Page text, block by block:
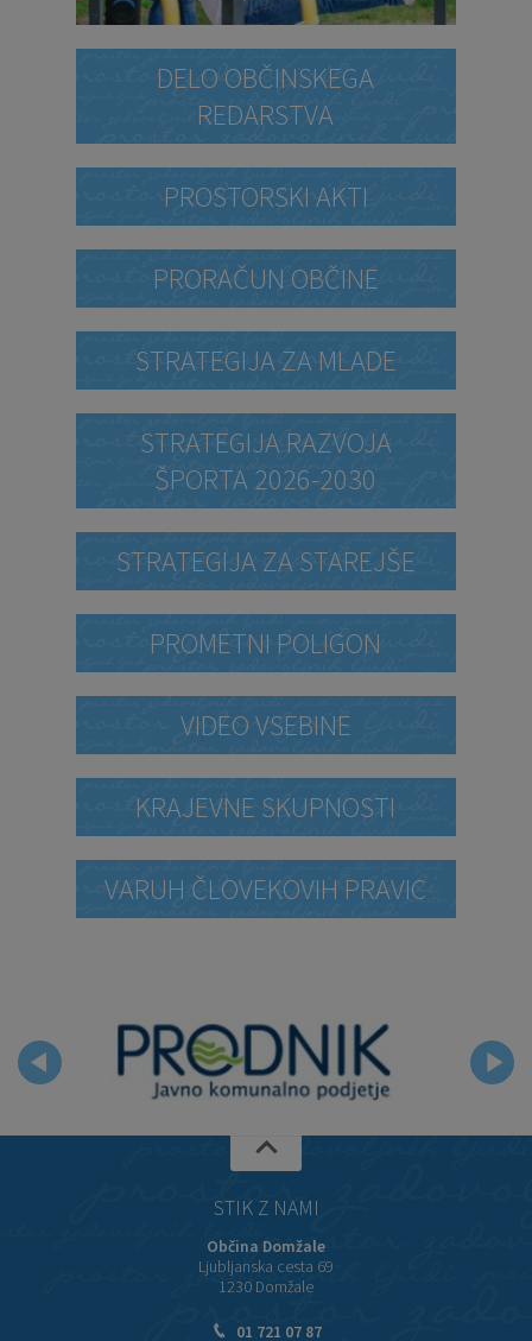
DELO OBČINSKEGA
REDARSTVA
PROSTORSKI AKTI
PRORAČUN OBČINE
STRATEGIJA ZA MLADE
STRATEGIJA RAZVOJA
ŠPORTA 2026-2030
STRATEGIJA ZA STAREJŠE
PROMETNI POLIGON
VIDEO VSEBINE
KRAJEVNE SKUPNOSTI
VARUH ČLOVEKOVIH PRAVIC
STIK Z NAMI
Občina Domžale
Ljubljanska cesta 69
1230 Domžale
01 721 07 87